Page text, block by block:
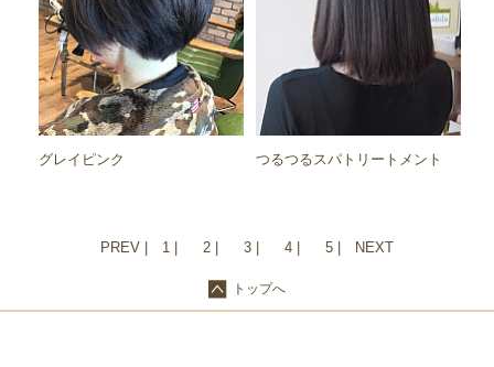
グレイピンク つるつるスパトリートメント
PREV 1 2 3 4 5 NEXT
トップへ